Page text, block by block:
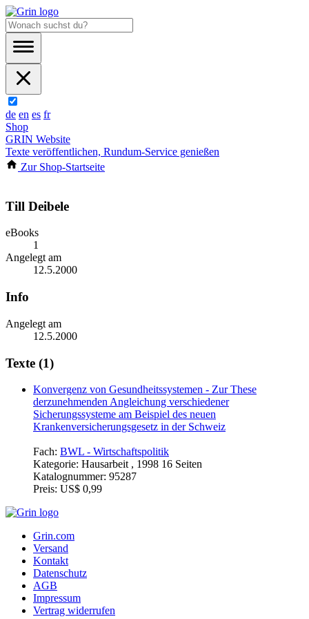
de en es fr
Shop
GRIN Website
Texte veröffentlichen, Rundum-Service genießen
Zur Shop-Startseite
Till Deibele
eBooks
1
Angelegt am
12.5.2000
Info
Angelegt am
12.5.2000
Texte (1)
Konvergenz von Gesundheitssystemen - Zur These
derzunehmenden Angleichung verschiedener
Sicherungssysteme am Beispiel des neuen
Krankenversicherungsgesetz in der Schweiz
Fach: BWL - Wirtschaftspolitik
Kategorie: Hausarbeit , 1998 16 Seiten
Katalognummer: 95287
Preis: US$ 0,99
Grin.com
Versand
Kontakt
Datenschutz
AGB
Impressum
Vertrag widerrufen